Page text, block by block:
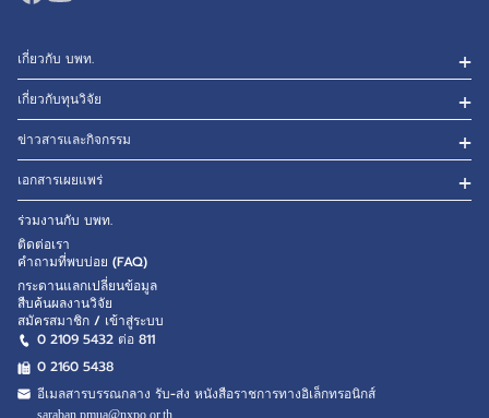
เกี่ยวกับ บพท.
เกี่ยวกับทุนวิจัย
ข่าวสารและกิจกรรม
เอกสารเผยแพร่
ร่วมงานกับ บพท.
ติดต่อเรา
คำถามที่พบบ่อย (FAQ)
กระดานแลกเปลี่ยนข้อมูล
สืบค้นผลงานวิจัย
สมัครสมาชิก / เข้าสู่ระบบ
0 2109 5432 ต่อ 811
0 2160 5438
อีเมลสารบรรณกลาง รับ-ส่ง หนังสือราชการทางอิเล็กทรอนิกส์
saraban.pmua@nxpo.or.th